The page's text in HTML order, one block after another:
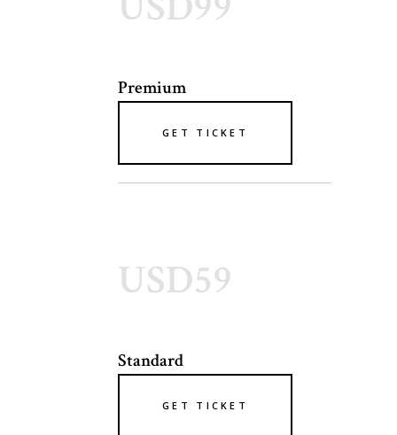
Premium
GET TICKET
USD59
Standard
GET TICKET